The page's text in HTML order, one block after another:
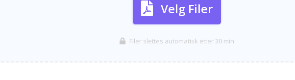
Velg Filer
Filer slettes automatisk etter 30 min